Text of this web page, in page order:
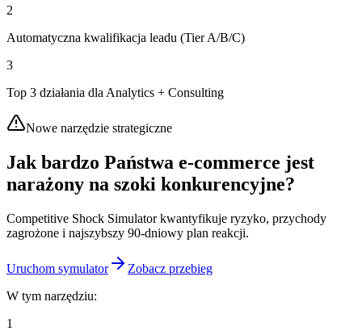
2
Automatyczna kwalifikacja leadu (Tier A/B/C)
3
Top 3 działania dla Analytics + Consulting
Nowe narzędzie strategiczne
Jak bardzo Państwa e-commerce jest
narażony na szoki konkurencyjne?
Competitive Shock Simulator kwantyfikuje ryzyko, przychody
zagrożone i najszybszy 90-dniowy plan reakcji.
Uruchom symulator
Zobacz przebieg
W tym narzędziu:
1